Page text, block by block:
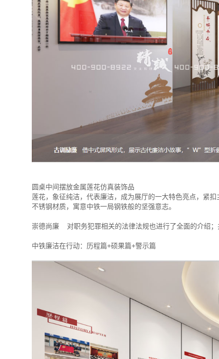
圆桌中间摆放金属莲花仿真装饰品
莲花，象征纯洁，代表廉洁，成为展厅的一大特色亮点，紧扣
不锈钢材质，寓意中铁一局钢铁般的坚强意志。
崇德尚廉 对职务犯罪相关的法律法规也进行了全面的介绍
中铁廉洁在行动：历程篇+硕果篇+警示篇